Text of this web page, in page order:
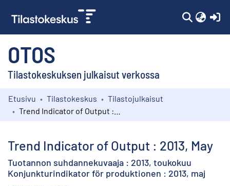
OTOS
Tilastokeskuksen julkaisut verkossa
Kokoelmat
Etusivu Tilastokeskus
Tilastojulkaisut
Trend Indicator of Output : 2013, May
Tuotannon suhdannekuvaaja : 2013, toukokuu
Konjunkturindikator för produktionen : 2013, maj